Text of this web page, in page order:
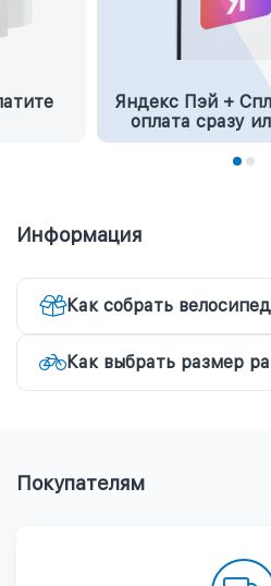
Яндекс Пэй +
оплата сразу
Информация
Как собрать
Как выбрать размер
Покупателям